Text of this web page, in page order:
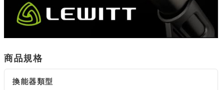
商品規格
換能器類型